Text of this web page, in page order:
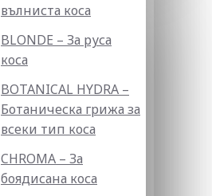
вълниста коса
BLONDE – За руса
коса
BOTANICAL HYDRA –
Ботаническа грижа за
всеки тип коса
CHROMA – За
боядисана коса